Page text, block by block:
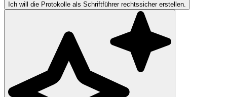
Ich will die Protokolle als Schriftführer rechtssicher erstellen.